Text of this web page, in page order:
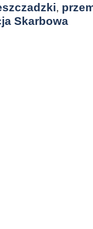
,
Skarbowa